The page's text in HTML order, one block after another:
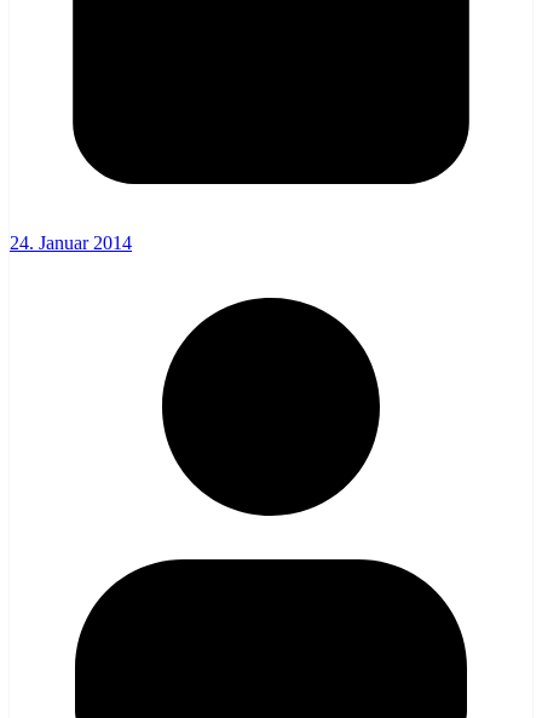
24. Januar 2014